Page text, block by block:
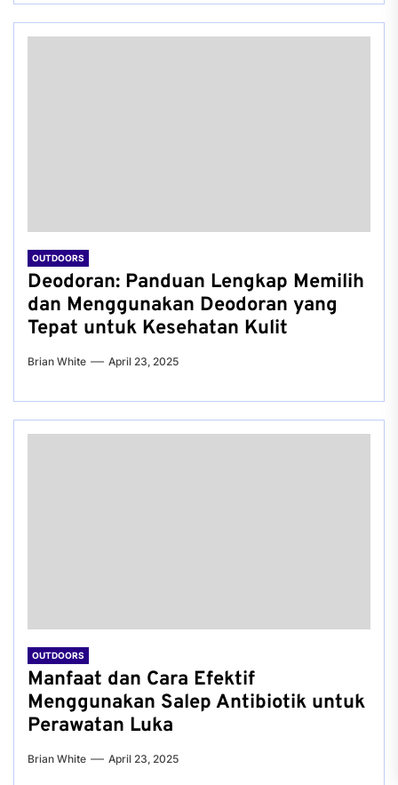
OUTDOORS
Deodoran: Panduan Lengkap Memilih
dan Menggunakan Deodoran yang
Tepat untuk Kesehatan Kulit
Brian White April 23, 2025
OUTDOORS
Manfaat dan Cara Efektif
Menggunakan Salep Antibiotik untuk
Perawatan Luka
Brian White April 23, 2025